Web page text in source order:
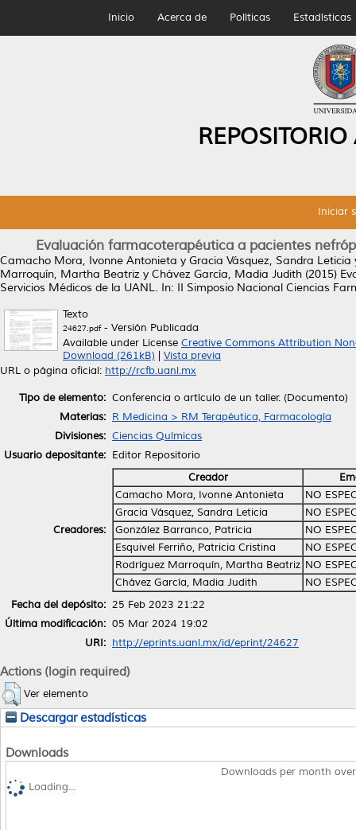
Inicio Acerca de Políticas Estadísticas
Iniciar
Evaluación farmacoterapéutica a pacientes
Camacho Mora, Ivonne Antonieta y Gracia Vásquez, Sandra Leticia
Marroquín, Martha Beatriz y Chávez García, Madia Judith (2015)
Servicios Médicos de la UANL. In: II Simposio Nacional Ciencias
Texto
24627.pdf- Versión Publicada
Available under License Creative Commons Attribution
Download (261kB)
Vista previa
URL o página oficial: http://rcfb.uanl.mx
Tipo de elemento: Conferencia o artículo de un taller. (Documento)
Materias: R Medicina > RM Terapéutica, Farmacología
Divisiones: Ciencias Químicas
Usuario depositante: Editor Repositorio
Creadores:
Creador
Camacho Mora, Ivonne Antonieta
NO
Gracia Vásquez, Sandra Leticia
NO
González Barranco, Patricia
NO
Esquivel Ferriño, Patricia Cristina
NO
Rodríguez Marroquín, Martha Beatriz NO
Chávez García, Madia Judith
NO
Fecha del depósito: 25 Feb 2023 21:22
Última modificación: 05 Mar 2024 19:02
URI: http://eprints.uanl.mx/id/eprint/24627
Actions (login required)
Ver elemento
Descargar estadísticas
Downloads
Downloads per month
Loading...